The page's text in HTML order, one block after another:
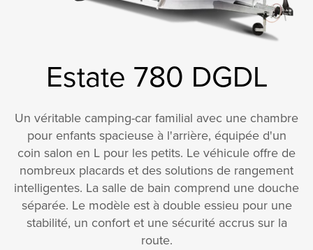
Estate 780 DGDL
Un véritable camping-car familial avec une chambre
pour enfants spacieuse à l'arrière, équipée d'un
coin salon en L pour les petits. Le véhicule offre de
nombreux placards et des solutions de rangement
intelligentes. La salle de bain comprend une douche
séparée. Le modèle est à double essieu pour une
stabilité, un confort et une sécurité accrus sur la
route.